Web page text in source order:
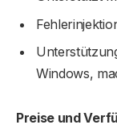
Windows,
Preise und